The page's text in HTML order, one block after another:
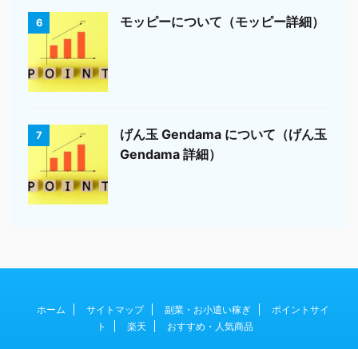
6 モッピーについて（モッピー詳細）
7
げん玉 Gendama について（げん玉
Gendama 詳細）
ホーム サイトマップ 副業・お小遣い稼ぎ
ポイントサイ
ト
楽天 おすすめ・人気商品